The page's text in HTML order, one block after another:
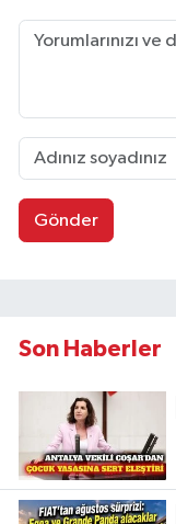
Gönder
Son Haberler